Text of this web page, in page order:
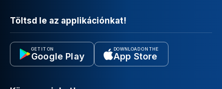
Töltsd le az applikációnkat!
GET IT ON
Google Play
DOWNLOAD ON THE
App Store